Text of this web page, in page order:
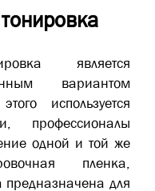
является
вариантом
используется
профессионалы
одной и той же
пленка,
предназначена для